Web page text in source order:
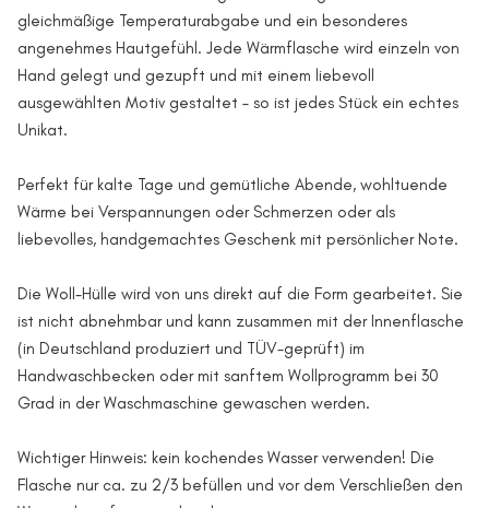
gleichmäßige Temperaturabgabe und ein besonderes
angenehmes Hautgefühl. Jede Wärmflasche wird einzeln von
Hand gelegt und gezupft und mit einem liebevoll
ausgewählten Motiv gestaltet – so ist jedes Stück ein echtes
Unikat.
Perfekt für kalte Tage und gemütliche Abende, wohltuende
Wärme bei Verspannungen oder Schmerzen oder als
liebevolles, handgemachtes Geschenk mit persönlicher Note.
Die Woll-Hülle wird von uns direkt auf die Form gearbeitet. Sie
ist nicht abnehmbar und kann zusammen mit der Innenflasche
(in Deutschland produziert und TÜV-geprüft) im
Handwaschbecken oder mit sanftem Wollprogramm bei 30
Grad in der Waschmaschine gewaschen werden.
Wichtiger Hinweis: kein kochendes Wasser verwenden! Die
Flasche nur ca. zu 2/3 befüllen und vor dem Verschließen den